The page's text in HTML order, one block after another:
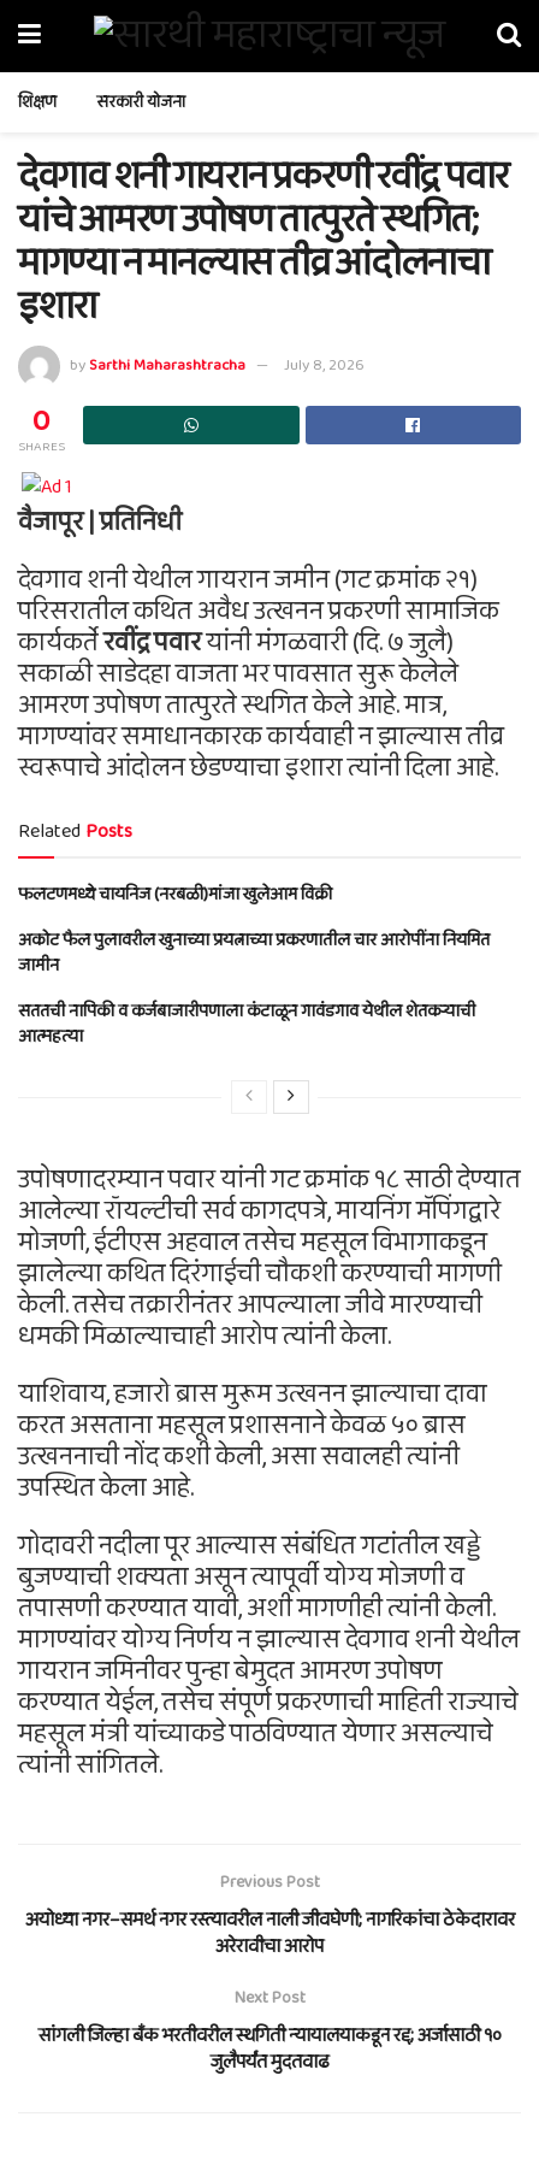
शिक्षण सरकारी योजना
देवगाव शनी गायरान प्रकरणी रवींद्र पवार
यांचे आमरण उपोषण तात्पुरते स्थगित;
मागण्या न मानल्यास तीव्र आंदोलनाचा
इशारा
bySarthi Maharashtracha July 8, 2026
0
SHARES
वैजापूर | प्रतिनिधी
देवगाव शनी येथील गायरान जमीन (गट क्रमांक २१)
परिसरातील कथित अवैध उत्खनन प्रकरणी सामाजिक
कार्यकर्तेरवींद्र पवारयांनी मंगळवारी (दि. ७ जुलै)
सकाळी साडेदहा वाजता भर पावसात सुरू केलेले
आमरण उपोषण तात्पुरते स्थगित केले आहे. मात्र,
मागण्यांवर समाधानकारक कार्यवाही न झाल्यास तीव्र
स्वरूपाचे आंदोलन छेडण्याचा इशारा त्यांनी दिला आहे.
Related Posts
फलटणमध्ये चायनिज (नरबळी)मांजा खुलेआम विक्री
अकोट फैल पुलावरील खुनाच्या प्रयत्नाच्या प्रकरणातील चार आरोपींना नियमित
जामीन
सततची नापिकी व कर्जबाजारीपणाला कंटाळून गावंडगाव येथील शेतकऱ्याची
आत्महत्या
उपोषणादरम्यान पवार यांनी गट क्रमांक १८ साठी देण्यात
आलेल्या रॉयल्टीची सर्व कागदपत्रे, मायनिंग मॅपिंगद्वारे
मोजणी, ईटीएस अहवाल तसेच महसूल विभागाकडून
झालेल्या कथित दिरंगाईची चौकशी करण्याची मागणी
केली. तसेच तक्रारीनंतर आपल्याला जीवे मारण्याची
धमकी मिळाल्याचाही आरोप त्यांनी केला.
याशिवाय, हजारो ब्रास मुरूम उत्खनन झाल्याचा दावा
करत असताना महसूल प्रशासनाने केवळ ५० ब्रास
उत्खननाची नोंद कशी केली, असा सवालही त्यांनी
उपस्थित केला आहे.
गोदावरी नदीला पूर आल्यास संबंधित गटांतील खड्डे
बुजण्याची शक्यता असून त्यापूर्वी योग्य मोजणी व
तपासणी करण्यात यावी, अशी मागणीही त्यांनी केली.
मागण्यांवर योग्य निर्णय न झाल्यास देवगाव शनी येथील
गायरान जमिनीवर पुन्हा बेमुदत आमरण उपोषण
करण्यात येईल, तसेच संपूर्ण प्रकरणाची माहिती राज्याचे
महसूल मंत्री यांच्याकडे पाठविण्यात येणार असल्याचे
त्यांनी सांगितले.
Previous Post
अयोध्या नगर–समर्थ नगर रस्त्यावरील नाली जीवघेणी; नागरिकांचा ठेकेदारावर
अरेरावीचा आरोप
Next Post
सांगली जिल्हा बँक भरतीवरील स्थगिती न्यायालयाकडून रद्द; अर्जासाठी १०
जुलैपर्यंत मुदतवाढ